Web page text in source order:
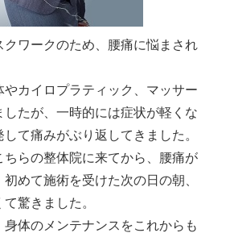
クワークのため、腰痛に悩まされ
やカイロプラティック、マッサー
したが、一時的には症状が軽くな
て痛みがぶり返してきました。
ちらの整体院に来てから、腰痛が
めて施術を受けた次の日の朝、
驚きました。
身体のメンテナンスをこれからも